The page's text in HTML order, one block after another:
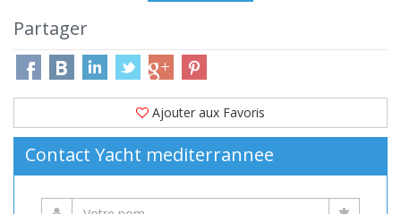
Partager
Ajouter aux Favoris
Contact Yacht mediterrannee